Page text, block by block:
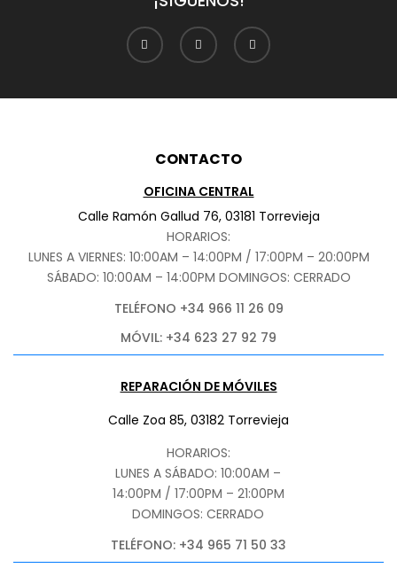
CONTACTO
OFICINA CENTRAL
Calle Ramón Gallud 76, 03181 Torrevieja
HORARIOS:
LUNES A VIERNES: 10:00AM – 14:00PM / 17:00PM – 20:00PM
SÁBADO: 10:00AM – 14:00PM DOMINGOS: CERRADO
TELÉFONO +34 966 11 26 09
MÓVIL: +34 623 27 92 79
REPARACIÓN DE MÓVILES
Calle Zoa 85, 03182 Torrevieja
HORARIOS:
LUNES A SÁBADO: 10:00AM –
14:00PM / 17:00PM – 21:00PM
DOMINGOS: CERRADO
TELÉFONO: +34 965 71 50 33